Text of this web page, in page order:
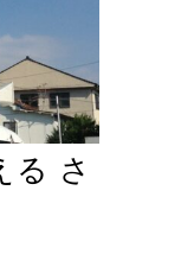
る さ